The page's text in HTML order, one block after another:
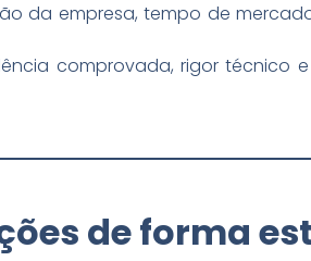
da empresa, tempo de
comprovada, rigor técnico
de forma